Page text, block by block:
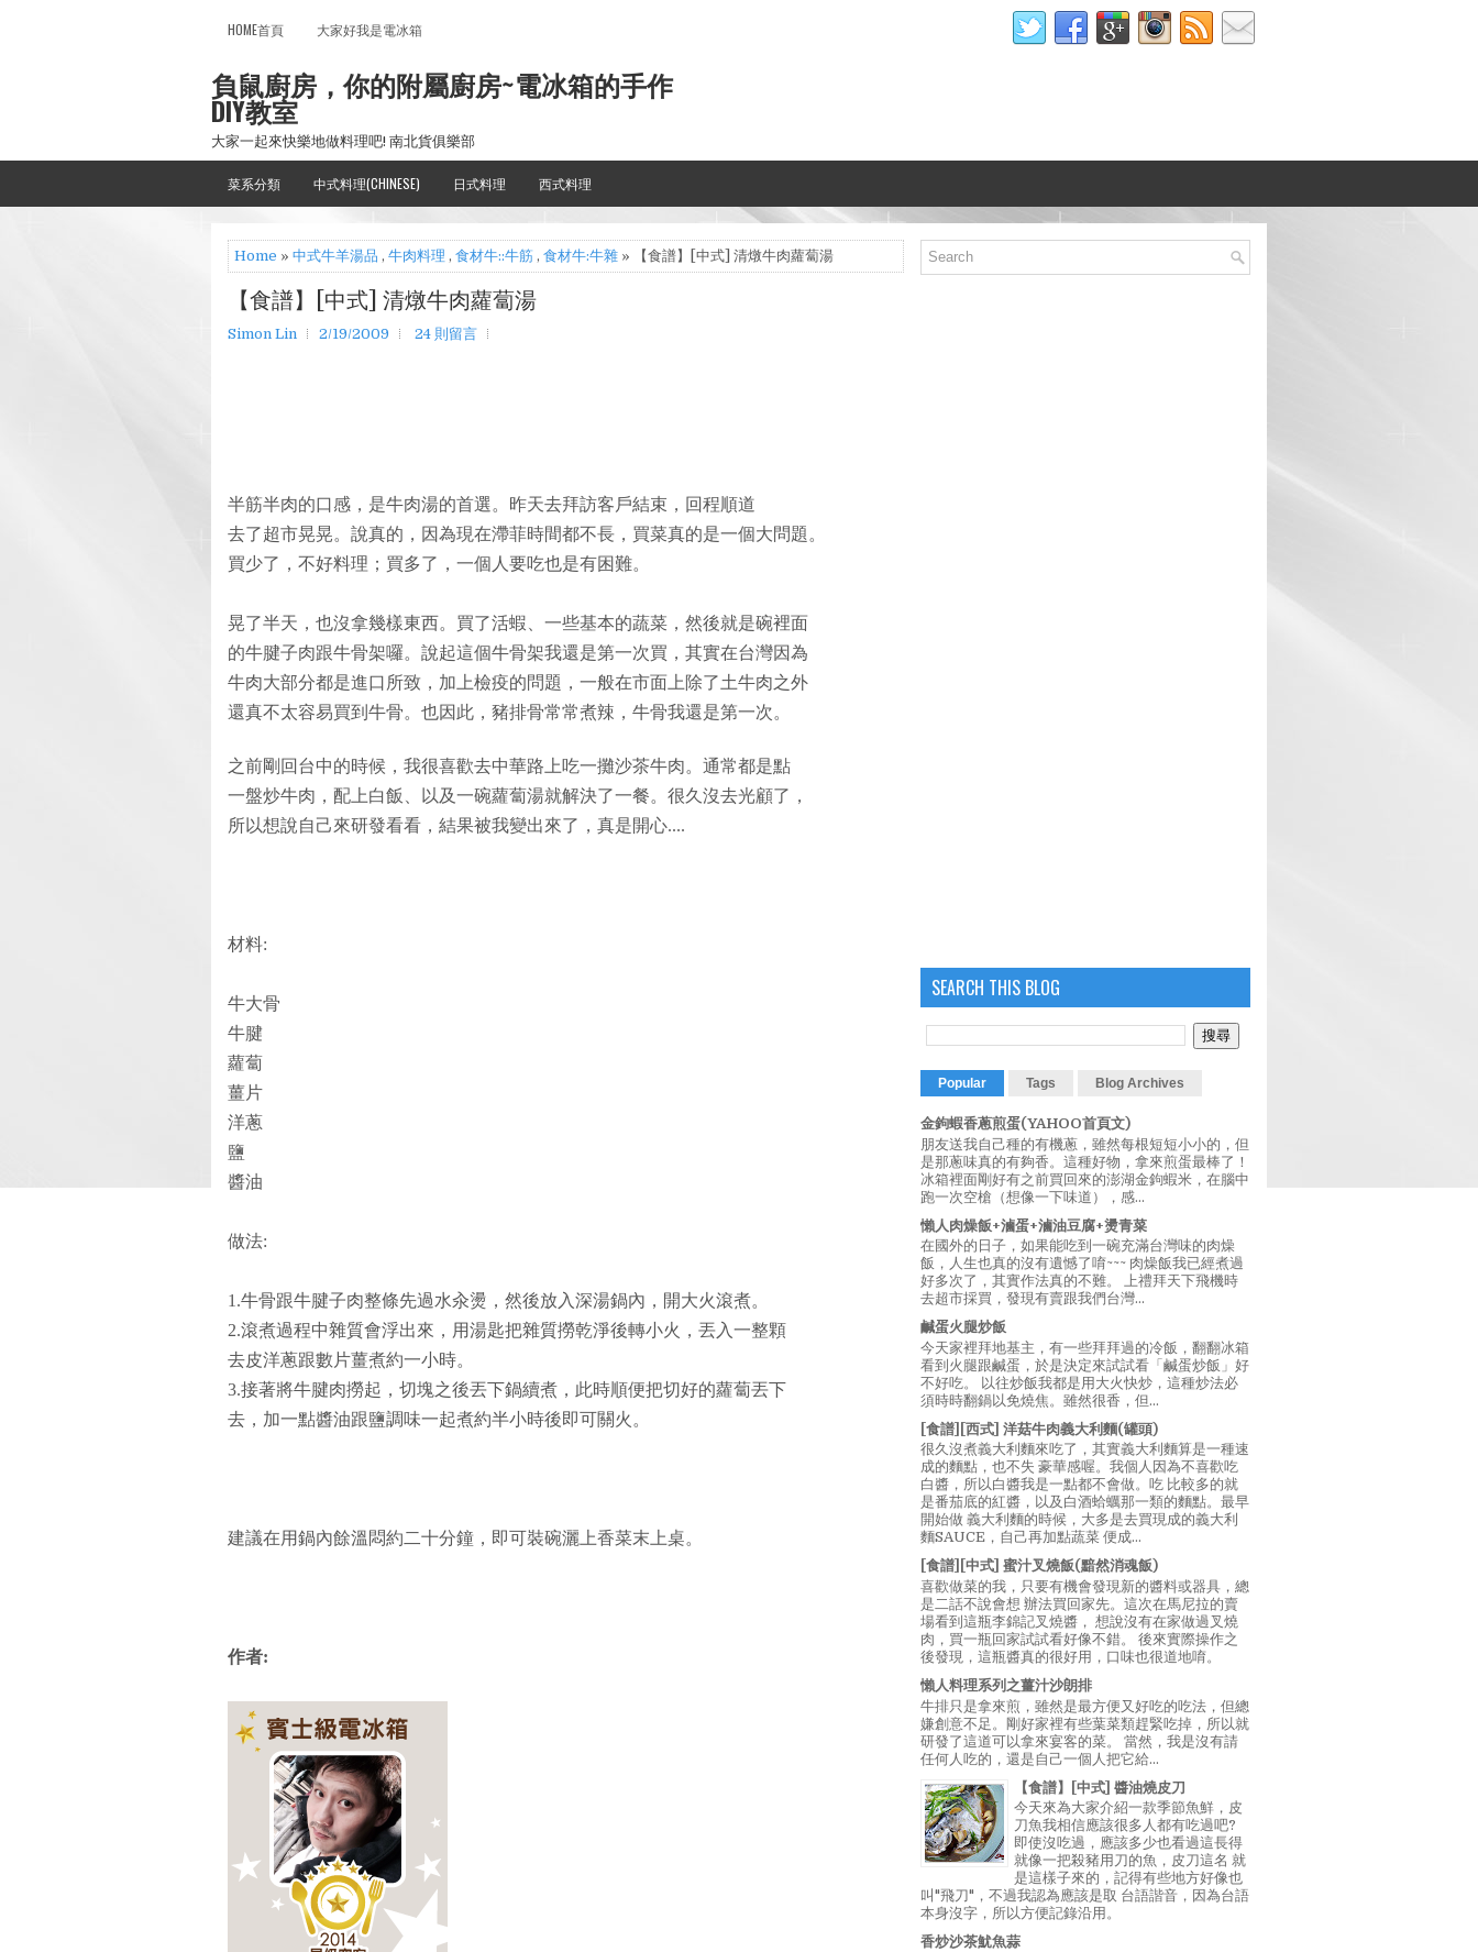
HOME首頁 大家好我是電冰箱
負鼠廚房，你的附屬廚房~電冰箱的手作
DIY教室
大家一起來快樂地做料理吧! 南北貨俱樂部
菜系分類 中式料理(CHINESE) 日式料理 西式料理
Home » 中式牛羊湯品 , 牛肉料理 , 食材牛::牛筋 , 食材牛:牛雜 » 【食譜】[中式] 清燉牛肉蘿蔔湯
【食譜】[中式] 清燉牛肉蘿蔔湯
Simon Lin 2/19/2009 24 則留言
半筋半肉的口感，是牛肉湯的首選。昨天去拜訪客戶結束，回程順道
去了超市晃晃。說真的，因為現在滯菲時間都不長，買菜真的是一個大問題。
買少了，不好料理；買多了，一個人要吃也是有困難。
晃了半天，也沒拿幾樣東西。買了活蝦、一些基本的蔬菜，然後就是碗裡面
的牛腱子肉跟牛骨架囉。說起這個牛骨架我還是第一次買，其實在台灣因為
牛肉大部分都是進口所致，加上檢疫的問題，一般在市面上除了土牛肉之外
還真不太容易買到牛骨。也因此，豬排骨常常煮辣，牛骨我還是第一次。
之前剛回台中的時候，我很喜歡去中華路上吃一攤沙茶牛肉。通常都是點
一盤炒牛肉，配上白飯、以及一碗蘿蔔湯就解決了一餐。很久沒去光顧了，
所以想說自己來研發看看，結果被我變出來了，真是開心....
材料:
牛大骨
牛腱
蘿蔔
薑片
洋蔥
鹽
醬油
做法:
1.牛骨跟牛腱子肉整條先過水汆燙，然後放入深湯鍋內，開大火滾煮。
2.滾煮過程中雜質會浮出來，用湯匙把雜質撈乾淨後轉小火，丟入一整顆
去皮洋蔥跟數片薑煮約一小時。
3.接著將牛腱肉撈起，切塊之後丟下鍋續煮，此時順便把切好的蘿蔔丟下
去，加一點醬油跟鹽調味一起煮約半小時後即可關火。
建議在用鍋內餘溫悶約二十分鐘，即可裝碗灑上香菜末上桌。
作者:
SEARCH THIS BLOG
Popular Tags Blog Archives
金鉤蝦香蔥煎蛋(YAHOO首頁文)
朋友送我自己種的有機蔥，雖然每根短短小小的，但
是那蔥味真的有夠香。這種好物，拿來煎蛋最棒了！
冰箱裡面剛好有之前買回來的澎湖金鉤蝦米，在腦中
跑一次空槍（想像一下味道），感...
懶人肉燥飯+滷蛋+滷油豆腐+燙青菜
在國外的日子，如果能吃到一碗充滿台灣味的肉燥
飯，人生也真的沒有遺憾了唷~~~ 肉燥飯我已經煮過
好多次了，其實作法真的不難。 上禮拜天下飛機時
去超市採買，發現有賣跟我們台灣...
鹹蛋火腿炒飯
今天家裡拜地基主，有一些拜拜過的冷飯，翻翻冰箱
看到火腿跟鹹蛋，於是決定來試試看「鹹蛋炒飯」好
不好吃。 以往炒飯我都是用大火快炒，這種炒法必
須時時翻鍋以免燒焦。雖然很香，但...
[食譜][西式] 洋菇牛肉義大利麵(罐頭)
很久沒煮義大利麵來吃了，其實義大利麵算是一種速
成的麵點，也不失 豪華感喔。我個人因為不喜歡吃
白醬，所以白醬我是一點都不會做。吃 比較多的就
是番茄底的紅醬，以及白酒蛤蠣那一類的麵點。最早
開始做 義大利麵的時候，大多是去買現成的義大利
麵SAUCE，自己再加點蔬菜 便成...
[食譜][中式] 蜜汁叉燒飯(黯然消魂飯)
喜歡做菜的我，只要有機會發現新的醬料或器具，總
是二話不說會想 辦法買回家先。這次在馬尼拉的賣
場看到這瓶李錦記叉燒醬， 想說沒有在家做過叉燒
肉，買一瓶回家試試看好像不錯。 後來實際操作之
後發現，這瓶醬真的很好用，口味也很道地唷。
懶人料理系列之薑汁沙朗排
牛排只是拿來煎，雖然是最方便又好吃的吃法，但總
嫌創意不足。剛好家裡有些葉菜類趕緊吃掉，所以就
研發了這道可以拿來宴客的菜。 當然，我是沒有請
任何人吃的，還是自己一個人把它給...
【食譜】[中式] 醬油燒皮刀
今天來為大家介紹一款季節魚鮮，皮
刀魚我相信應該很多人都有吃過吧?
即使沒吃過，應該多少也看過這長得
就像一把殺豬用刀的魚，皮刀這名 就
是這樣子來的，記得有些地方好像也
叫"飛刀"，不過我認為應該是取 台語諧音，因為台語
本身沒字，所以方便記錄沿用。
香炒沙茶魷魚蒜